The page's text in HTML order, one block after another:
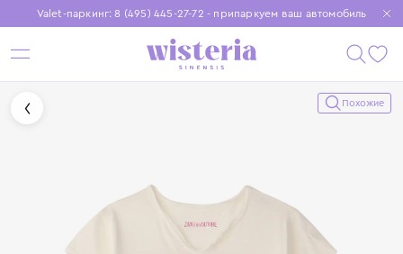
Valet-паркинг: 8 (495) 445-27-72 - припаркуем ваш автомобиль
Бесплатная доставка при заказе от 15 000 ₽
Установите приложение, чтобы покупки были еще удобнее
Похожие